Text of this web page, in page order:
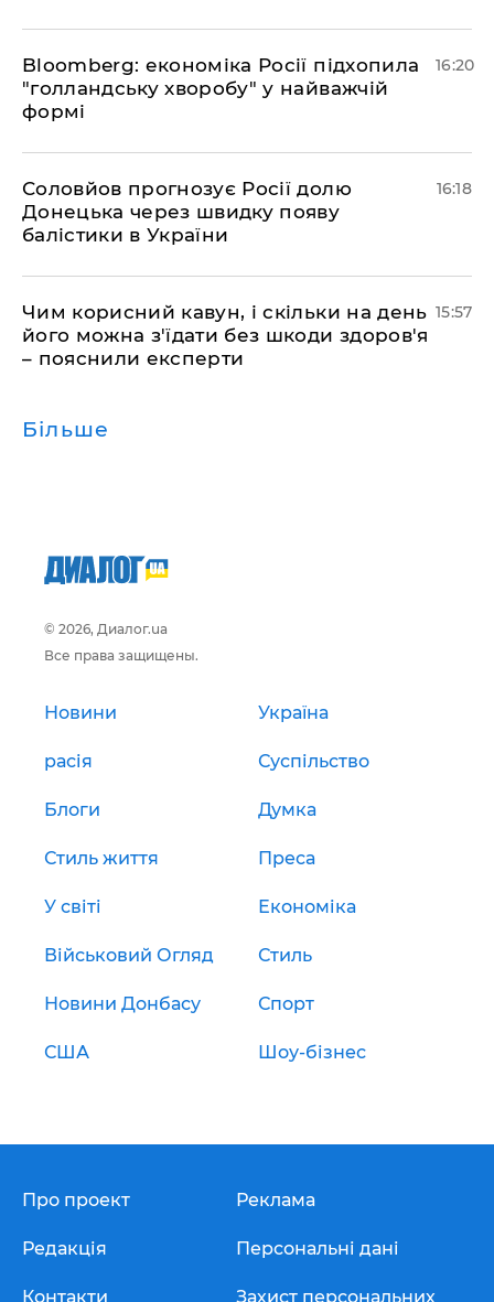
Bloomberg: економіка Росії підхопила
"голландську хворобу" у найважчій
формі
16:20
Соловйов прогнозує Росії долю
Донецька через швидку появу
балістики в України
16:18
Чим корисний кавун, і скільки на день
його можна з'їдати без шкоди здоров'я
– пояснили експерти
15:57
Більше
© 2026, Диалог.ua
Все права защищены.
Новини Україна
расія Суспільство
Блоги Думка
Стиль життя Преса
У світі Економіка
Військовий Огляд Стиль
Новини Донбасу Спорт
США Шоу-бізнес
Про проект
Редакція
Контакти
Реклама
Персональні дані
Захист персональних